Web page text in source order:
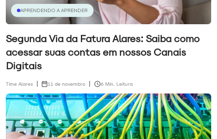
APRENDENDO A APRENDER
Segunda Via da Fatura Alares: Saiba como
acessar suas contas em nossos Canais
Digitais
Time Alares 11 de novembro 6 Min. Leitura